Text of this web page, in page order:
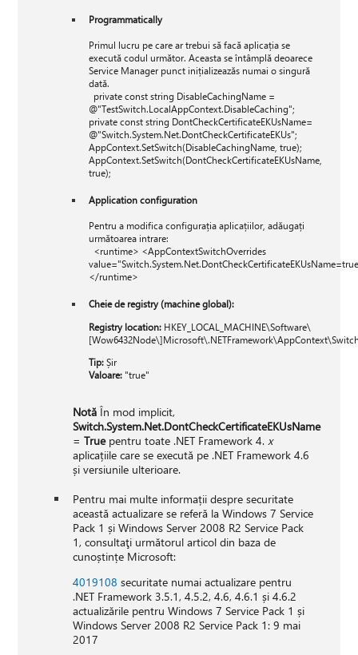
Programmatically
Primul lucru pe care ar trebui să facă aplicația se
execută codul următor. Aceasta se întâmplă deoarece
Service Manager punct inițializeazăs numai o singură
dată.
private const string DisableCachingName =
@"TestSwitch.LocalAppContext.DisableCaching";
private const string DontCheckCertificateEKUsName=
@"Switch.System.Net.DontCheckCertificateEKUs";
AppContext.SetSwitch(DisableCachingName, true);
AppContext.SetSwitch(DontCheckCertificateEKUsName,
true);
Application configuration
Pentru a modifica configurația aplicațiilor, adăugați
următoarea intrare:
<runtime> <AppContextSwitchOverrides
</runtime>
Cheie de registry (machine global):
Registry location:HKEY_LOCAL_MACHINE\Software\
Tip:Șir
Valoare:"true"
NotăÎn mod implicit,
Switch.System.Net.DontCheckCertificateEKUsName
= Truepentru toate .NET Framework 4.x
aplicațiile care se execută pe .NET Framework 4.6
și versiunile ulterioare.
Pentru mai multe informații despre securitate
această actualizare se referă la Windows 7 Service
Pack 1 și Windows Server 2008 R2 Service Pack
1, consultaţi următorul articol din baza de
cunoștințe Microsoft:
4019108 securitate numai actualizare pentru
.NET Framework 3.5.1, 4.5.2, 4.6, 4.6.1 și 4.6.2
actualizările pentru Windows 7 Service Pack 1 și
Windows Server 2008 R2 Service Pack 1: 9 mai
2017